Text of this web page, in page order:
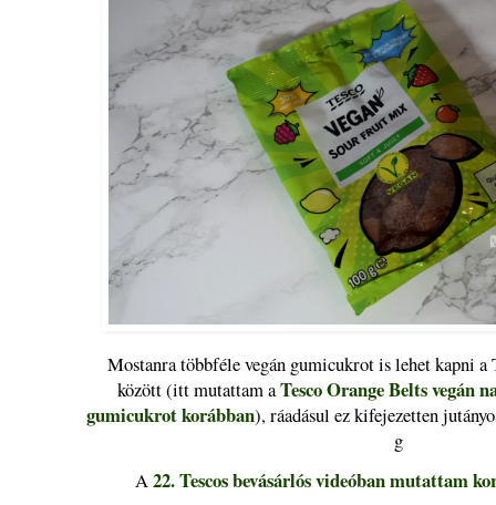
Mostanra többféle vegán gumicukrot is lehet kapni a
között (itt mutattam aTesco Orange Belts vegán
gumicukrot korábban), ráadásul ez kifejezetten
g
A22. Tescos bevásárlós videóban mutattam